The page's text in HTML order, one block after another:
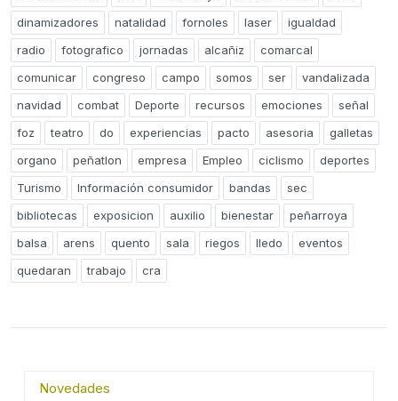
dinamizadores
natalidad fornoles laser
igualdad
radio
fotografico jornadas alcañiz
comarcal
comunicar
congreso campo somos ser
vandalizada
navidad
combat Deporte recursos emociones
señal
foz
teatro do experiencias pacto asesoria
galletas
organo
peñatlon empresa Empleo ciclismo
deportes
Turismo
Información consumidor bandas
sec
bibliotecas
exposicion auxilio bienestar
peñarroya
balsa
arens quento sala riegos lledo
eventos
quedaran
trabajo cra
Novedades